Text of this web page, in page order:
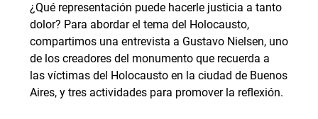
¿Qué representación puede hacerle justicia a tanto
dolor? Para abordar el tema del Holocausto,
compartimos una entrevista a Gustavo Nielsen, uno
de los creadores del monumento que recuerda a
las víctimas del Holocausto en la ciudad de Buenos
Aires, y tres actividades para promover la reflexión.